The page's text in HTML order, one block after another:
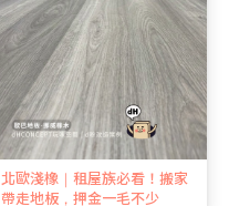
北歐淺橡｜租屋族必看！搬家
帶走地板，押金一毛不少